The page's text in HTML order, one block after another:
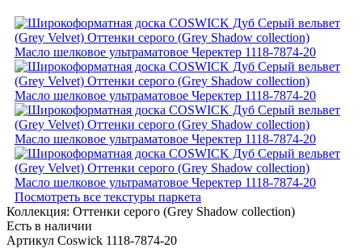
Посмотреть все текстуры паркета
Коллекция: Оттенки серого (Grеy Shadow collection)
Есть в наличии
Артикул Coswick 1118-7874-20